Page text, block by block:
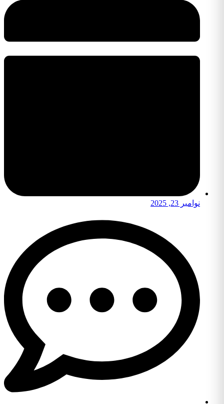
نوامبر 23, 2025